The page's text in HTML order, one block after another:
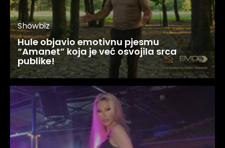
Showbiz
Hule objavio emotivnu pjesmu
“Amanet” koja je već osvojila srca
publike!